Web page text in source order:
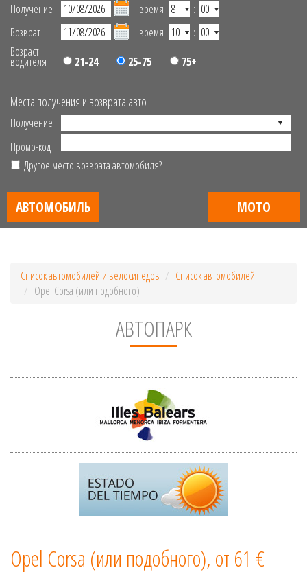
Получение время
:
Возврат
время
:
Возраст
водителя 21-24 25-75 75+
Места получения и возврата авто
Получение
Промо-код
Другое место возврата автомобиля?
АВТОМОБИЛЬ МОТО
Список автомобилей и велосипедов
Список автомобилей
Opel Corsa (или подобного)
АВТОПАРК
Opel Corsa (или подобного), от 61 €